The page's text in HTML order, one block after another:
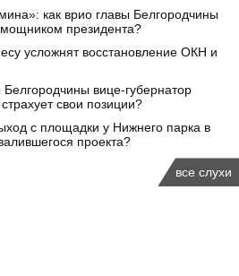
как врио главы Белгородчины
президента?
усложнят восстановление ОКН и
вице-губернатор
свои позиции?
с площадки у Нижнего парка в
проекта?
все слухи